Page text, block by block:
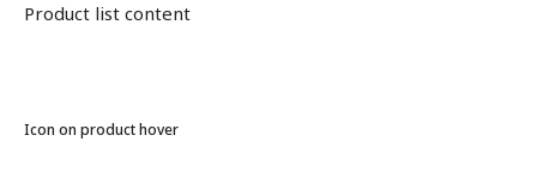
Product list content
Icon on product hover